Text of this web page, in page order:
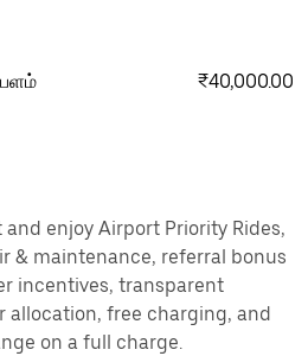
₹40,000.00
and enjoy Airport Priority Rides,
& maintenance, referral bonus
incentives, transparent
allocation, free charging, and
on a full charge.